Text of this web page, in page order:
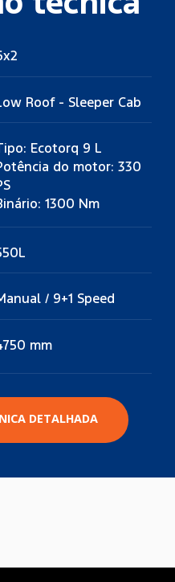
Roof - Sleeper Cab
Ecotorq 9 L
do motor: 330
1300 Nm
/ 9+1 Speed
mm
DETALHADA